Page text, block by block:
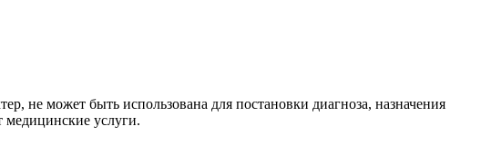
не может быть использована для постановки диагноза, назначения
медицинские услуги.